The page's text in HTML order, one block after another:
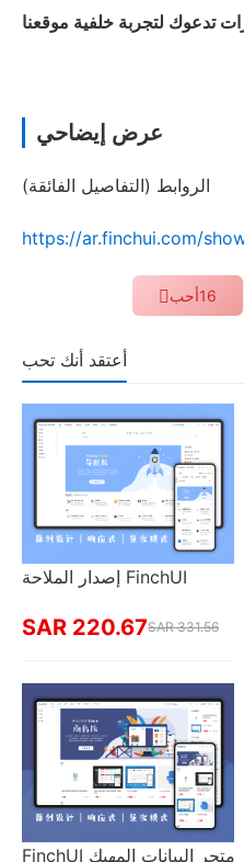
عرض إيضاحي
الروابط (التفاصيل الفائقة)
https://ar.finchui.com/
أحب16
أعتقد أنك تحب
إصدار الملاحة FinchUI
SAR 220.67SAR 331.56
FinchUI متجر البيانات المهيك